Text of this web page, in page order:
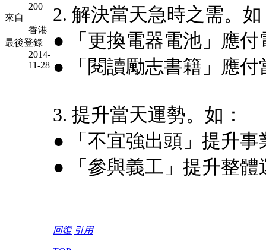
200
來自
香港
最後登錄
2014-
11-28
2. 解決當天急時之需。
● 「更換電器電池」應
● 「閱讀勵志書籍」應
3. 提升當天運勢。如：
● 「不宜強出頭」提升事
● 「參與義工」提升整體
回復 引用